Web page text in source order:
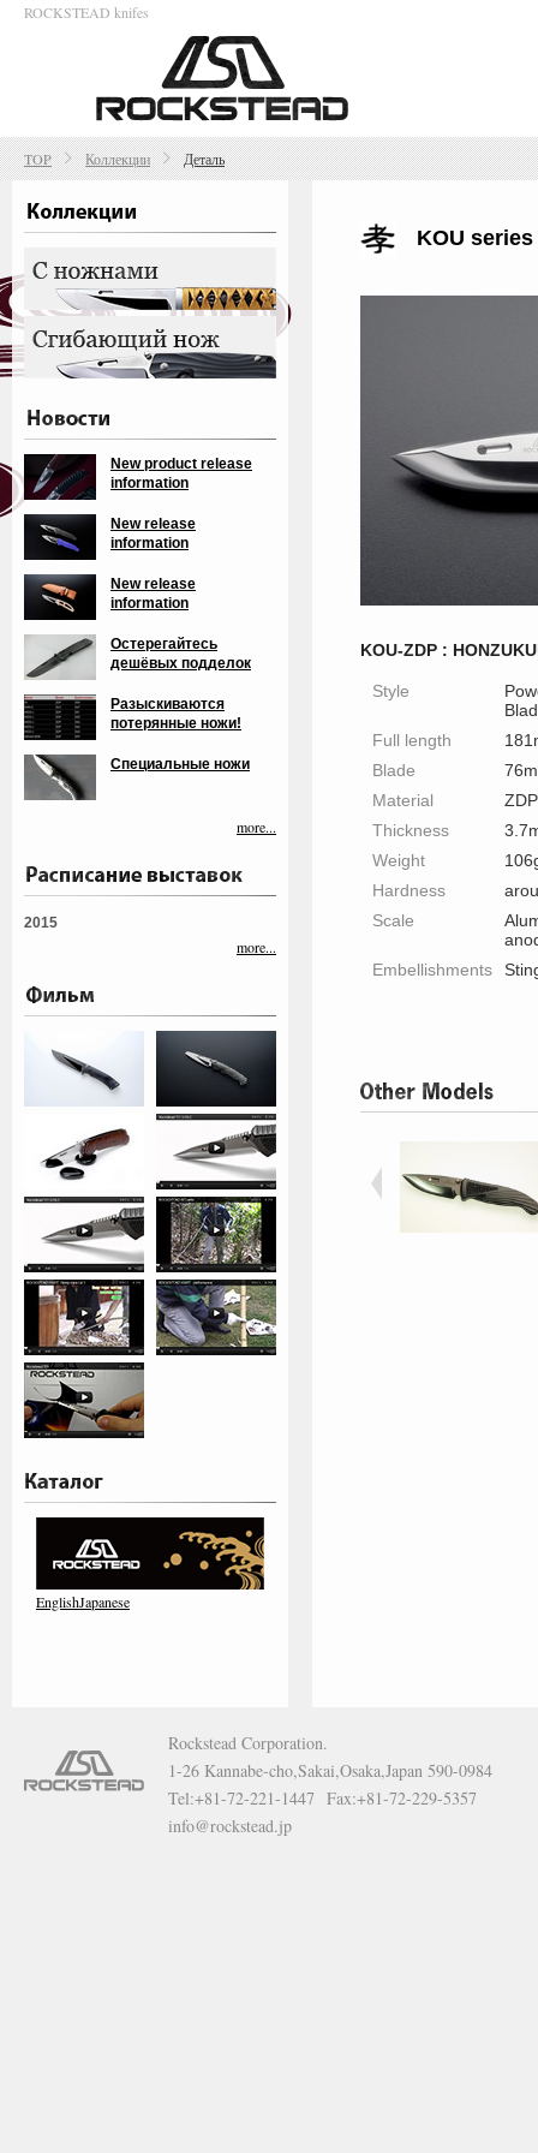
ROCKSTEAD knifes
TOP Коллекции Деталь
KOU series
KOU-ZDP :
Style
Full length
Blade
Material
Thickness
Weight
Hardness
Scale
Embellishments
New product release
information
New release
information
New release
information
Остерегайтесь
дешёвых подделок
Разыскиваются
потерянные ножи!
Специальные ножи
more...
2015
more...
EnglishJapanese
Rockstead Corporation.
1-26 Kannabe-cho,Sakai,Osaka,Japan 590-0984
Tel:+81-72-221-1447 Fax:+81-72-229-5357
info@rockstead.jp